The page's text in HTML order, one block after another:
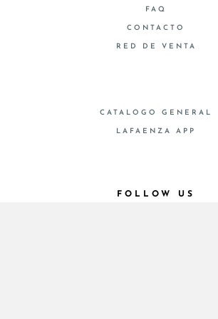
FAQ
CONTACTO
RED DE VENTA
CATALOGO GENERAL
LAFAENZA APP
FOLLOW US